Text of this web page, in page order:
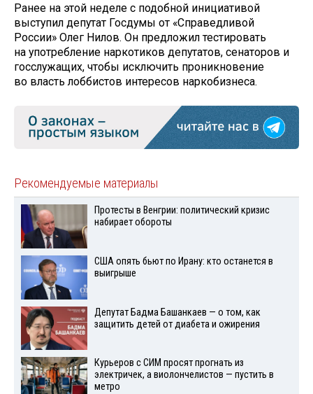
Ранее на этой неделе с подобной инициативой
выступил депутат Госдумы от «Справедливой
России» Олег Нилов. Он предложил тестировать
на употребление наркотиков депутатов, сенаторов и
госслужащих, чтобы исключить проникновение
во власть лоббистов интересов наркобизнеса.
Рекомендуемые материалы
Протесты в Венгрии: политический кризис
набирает обороты
США опять бьют по Ирану: кто останется в
выигрыше
Депутат Бадма Башанкаев — о том, как
защитить детей от диабета и ожирения
Курьеров с СИМ просят прогнать из
электричек, а виолончелистов — пустить в
метро